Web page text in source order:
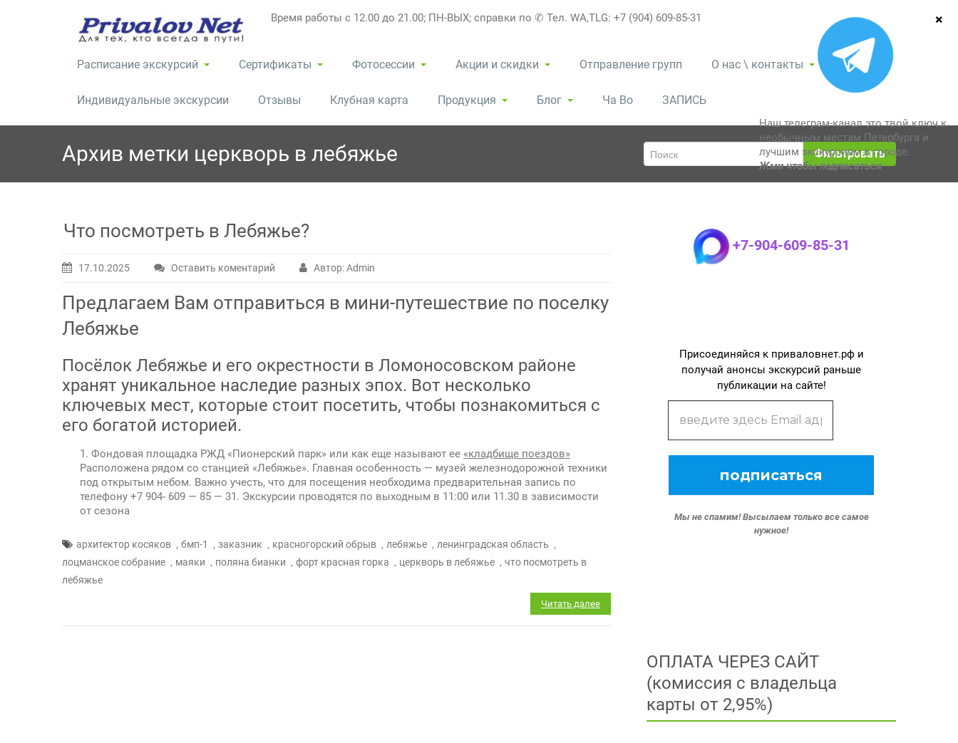
Время работы с 12.00 до 21.00; ПН-ВЫХ; справки по ✆ Тел. WA,TLG: +7 (904) 609-85-31
Расписание экскурсий Сертификаты Фотосессии Акции и скидки Отправление групп О нас \ контакты
Индивидуальные экскурсии Отзывы Клубная карта Продукция Блог Ча Во ЗАПИСЬ
Архив метки церкворь в лебяжье Фильтровать
Что посмотреть в Лебяжье?
17.10.2025 Оставить коментарий Автор: Admin
Предлагаем Вам отправиться в мини-путешествие по поселку
Лебяжье
Посёлок Лебяжье и его окрестности в Ломоносовском районе
хранят уникальное наследие разных эпох. Вот несколько
ключевых мест, которые стоит посетить, чтобы познакомиться с
его богатой историей.
Фондовая площадка РЖД «Пионерский парк» или как еще называют ее «кладбище поездов»
Расположена рядом со станцией «Лебяжье». Главная особенность — музей железнодорожной техники
под открытым небом. Важно учесть, что для посещения необходима предварительная запись по
телефону +7 904- 609 — 85 — 31. Экскурсии проводятся по выходным в 11:00 или 11.30 в зависимости
от сезона
архитектор косяков , бмп-1 , заказник , красногорский обрыв , лебяжье , ленинградская область ,
лоцманское собрание , маяки , поляна бианки , форт красная горка , церкворь в лебяжье , что посмотреть в
лебяжье
Читать далее
+7-904-609-85-31
Присоединяйся к приваловнет.рф и
получай анонсы экскурсий раньше
публикации на сайте!
Мы не спамим! Высылаем только все самое
нужное!
ОПЛАТА ЧЕРЕЗ САЙТ
(комиссия с владельца
карты от 2,95%)
Наш телеграм-канал это твой ключ к
необычным местам Петербурга и
лучшим экскурсиям в городе.
Жми чтобы подписаться